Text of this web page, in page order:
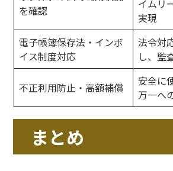
を確認
イムリ
実現
電子帳簿保存法・インボ
イス制度対応
法令対
し、監
不正利用防止・高額補償
安全に
万一へ
まとめ